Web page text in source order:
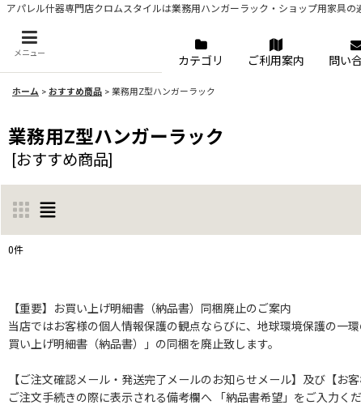
アパレル什器専門店クロムスタイルは業務用ハンガーラック・ショップ用家具の
メニュー
カテゴリ ご利用案内 問い
ホーム > おすすめ商品 > 業務用Z型ハンガーラック
業務用Z型ハンガーラック
[おすすめ商品]
並び順:
0件
【重要】お買い上げ明細書（納品書）同梱廃止のご案内
当店ではお客様の個人情報保護の観点ならびに、地球環境保護の一
買い上げ明細書（納品書）」の同梱を廃止致します。
【ご注文確認メール・発送完了メールのお知らせメール】及び【
ご注文手続きの際に表示される備考欄へ 「納品書希望」をご入力く